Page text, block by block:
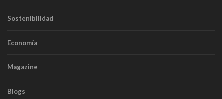
Sostenibilidad
Economía
Magazine
Blogs